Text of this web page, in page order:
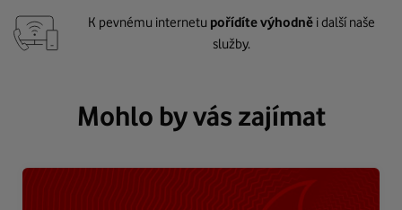
K pevnému internetu pořídíte výhodně i další naše
služby.
Mohlo by vás zajímat